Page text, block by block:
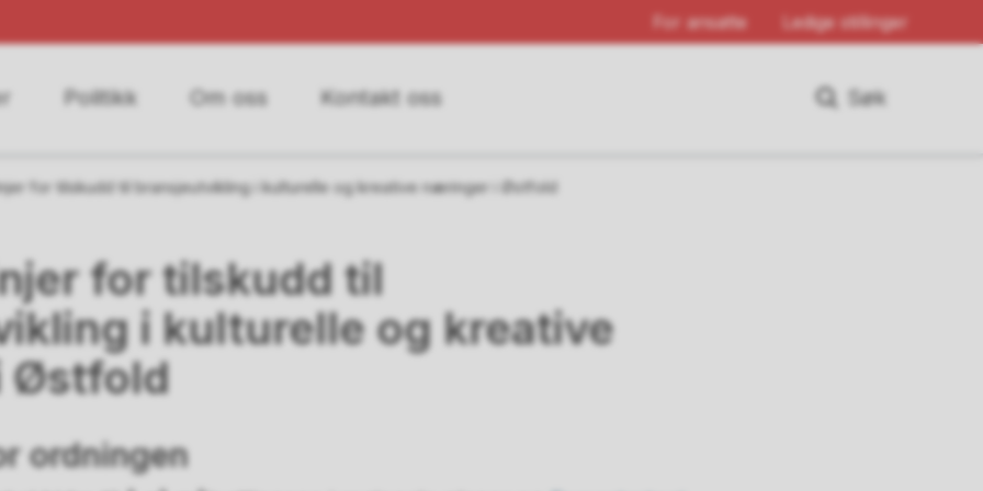
For ansatte Ledige stillinger
Politikk Om oss Kontakt oss Søk
for tilskudd til bransjeutvikling i kulturelle og kreative næringer i Østfold
for tilskudd til
i kulturelle og kreative
Østfold
ordningen